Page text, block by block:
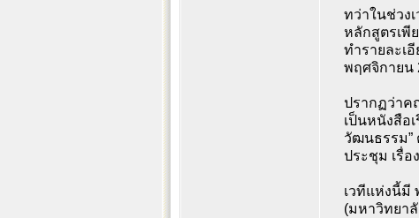
ทว่าในช่วง
หลักสูตรเพี
ทำรายละเ
พฤศจิกายน
ปรากฏว่าค
เป็นหนังสือ
วัฒนธรรม”
ประชุม เรื่อ
เวทีแห่งนี้มี
(มหาวิทยา